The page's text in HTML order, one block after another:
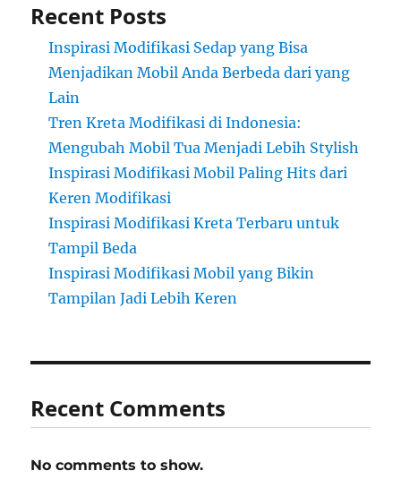
Recent Posts
Inspirasi Modifikasi Sedap yang Bisa
Menjadikan Mobil Anda Berbeda dari yang
Lain
Tren Kreta Modifikasi di Indonesia:
Mengubah Mobil Tua Menjadi Lebih Stylish
Inspirasi Modifikasi Mobil Paling Hits dari
Keren Modifikasi
Inspirasi Modifikasi Kreta Terbaru untuk
Tampil Beda
Inspirasi Modifikasi Mobil yang Bikin
Tampilan Jadi Lebih Keren
Recent Comments
No comments to show.